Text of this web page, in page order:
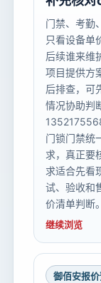
门禁、考勤
只看设备单
后续谁来维
项目提供方
后排查，可
情况协助判
门锁门禁统
求，真正要
求适合先看
试、验收和
价清单判断
继续浏览
御佰安报